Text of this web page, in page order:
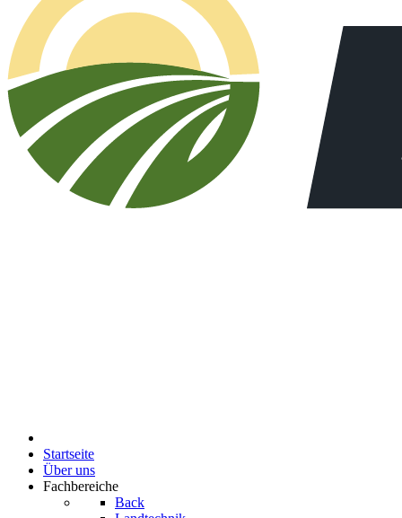
Startseite
Über uns
Fachbereiche
Back